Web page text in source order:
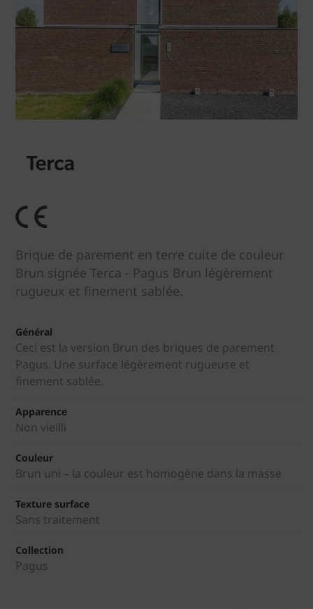
Brique de parement en terre cuite de couleur
Brun signée Terca - Pagus Brun légèrement
rugueux et finement sablée.
Général
Ceci est la version Brun des briques de parement
Pagus. Une surface légèrement rugueuse et
finement sablée.
Apparence
Non vieilli
Couleur
Brun uni – la couleur est homogène dans la masse
Texture surface
Sans traitement
Collection
Pagus